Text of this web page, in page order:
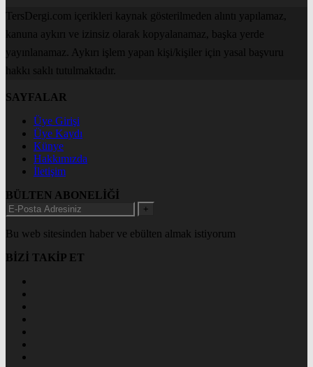
TersDergi.com içerikleri kaynak gösterilmeden alıntı yapılamaz,
kanuna aykırı ve izinsiz olarak kopyalanamaz, başka yerde
yayınlanamaz. Aykırı işlem yapan kişi/kişiler için yasal başvuru
hakkı saklı tutulmaktadır.
SAYFALAR
Üye Girişi
Üye Kaydı
Künye
Hakkımızda
İletişim
BÜLTEN ABONELİĞİ
+
Bu web sitesinden haber ve ebülten almak istiyorum
BİZİ TAKİP ET